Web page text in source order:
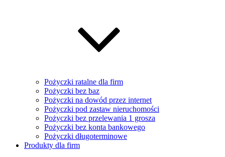
Pożyczki ratalne dla firm
Pożyczki bez baz
Pożyczki na dowód przez internet
Pożyczki pod zastaw nieruchomości
Pożyczki bez przelewania 1 grosza
Pożyczki bez konta bankowego
Pożyczki długoterminowe
Produkty dla firm